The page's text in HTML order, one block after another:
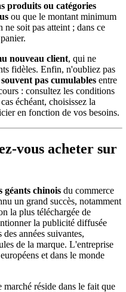
produits ou catégories
ou que le montant minimum
soit pas atteint ; dans ce
nouveau client, qui ne
fidèles. Enfin, n'oubliez pas
pas cumulables entre
: consultez les conditions
échéant, choisissez la
en fonction de vos besoins.
vous acheter sur
géants chinois du commerce
un grand succès, notamment
la plus téléchargée de
la publicité diffusée
années suivantes,
de la marque. L'entreprise
et dans le monde
marché réside dans le fait que